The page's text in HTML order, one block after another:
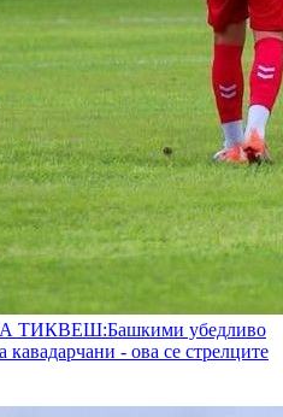
убедливо
кавадарчани - ова се стрелците